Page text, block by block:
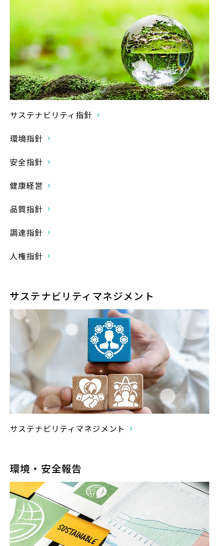
サステナビリティ指針
環境指針
安全指針
健康経営
品質指針
調達指針
人権指針
サステナビリティマネジメント
サステナビリティマネジメント
環境・安全報告